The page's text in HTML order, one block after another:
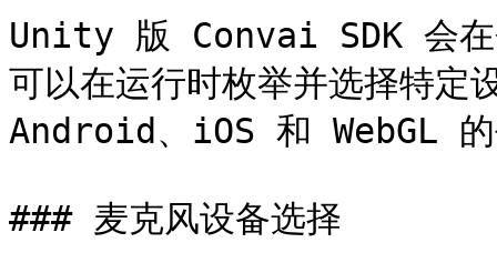
Unity 版 Convai SDK 会在
可以在运行时枚举并选择特定
Android、iOS 和 WebGL 的
### 麦克风设备选择